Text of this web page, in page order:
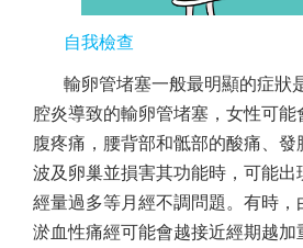
自我檢查
輸卵管堵塞一般最明顯的症狀
腔炎導致的輸卵管堵塞，女性可
腹疼痛，腰背部和骶部的酸痛、
波及卵巢並損害其功能時，可能出
經量過多等月經不調問題。有時
淤血性痛經可能會越接近經期越加